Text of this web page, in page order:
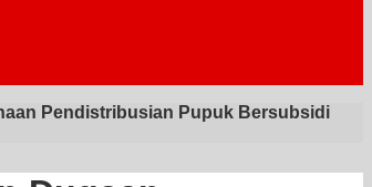
Pendistribusian Pupuk Bersubsidi